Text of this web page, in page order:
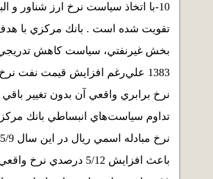
10-با اتخاذ سياست نرخ‌ ارز شناور
تقويت شده است . بانك مركزي با هدف
بخش غيرنفتي، سياست كاهش
نرخ برابري واقعي آن بدون تغيير
تداوم سياست‌هاي انبساطي بانك
باعث افزايش 5/12 درصدي نرخ واقعي شده است.